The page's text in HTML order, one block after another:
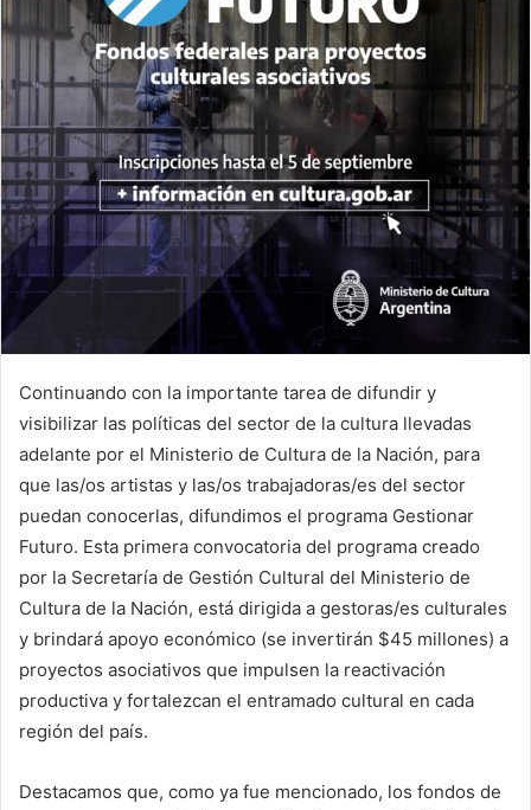
Continuando con la importante tarea de difundir y
visibilizar las políticas del sector de la cultura llevadas
adelante por el Ministerio de Cultura de la Nación, para
que las/os artistas y las/os trabajadoras/es del sector
puedan conocerlas, difundimos el programa Gestionar
Futuro. Esta primera convocatoria del programa creado
por la Secretaría de Gestión Cultural del Ministerio de
Cultura de la Nación, está dirigida a gestoras/es culturales
y brindará apoyo económico (se invertirán $45 millones) a
proyectos asociativos que impulsen la reactivación
productiva y fortalezcan el entramado cultural en cada
región del país.
Destacamos que, como ya fue mencionado, los fondos de